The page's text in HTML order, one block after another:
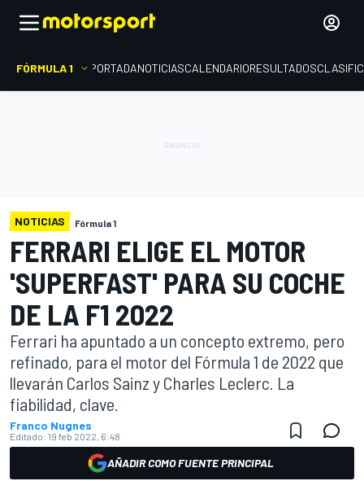
FÓRMULA 1 PORTADANOTICIASCALENDARIORESULTADOS
NOTICIAS Fórmula 1
FERRARI ELIGE EL MOTOR
'SUPERFAST' PARA SU COCHE
DE LA F1 2022
Ferrari ha apuntado a un concepto extremo, pero
refinado, para el motor del Fórmula 1 de 2022 que
llevarán Carlos Sainz y Charles Leclerc. La
fiabilidad, clave.
Franco Nugnes
Editado: 19 feb 2022, 6:48
AÑADIR COMO FUENTE PRINCIPAL